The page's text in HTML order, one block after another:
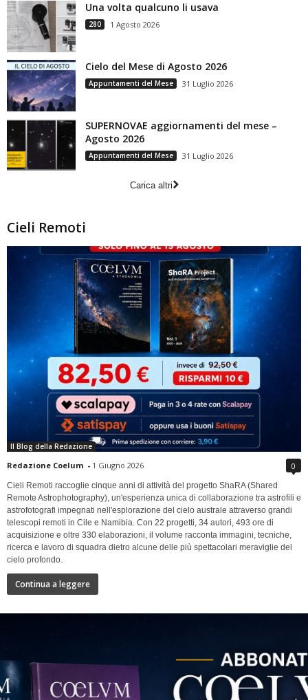
Una volta qualcuno li usava
280 1 Agosto 2026
Cielo del Mese di Agosto 2026
Appuntamenti del Mese 31 Luglio 2026
SUPERNOVAE aggiornamenti del mese –
Agosto 2026
Appuntamenti del Mese 31 Luglio 2026
Carica altri
Cieli Remoti
Il Blog della Redazione
Redazione Coelum - 1 Giugno 2026 0
Cieli Remoti raccoglie cinque anni di attività del progetto ShaRA (Shared
Remote Astrophotography), un'esperienza unica di collaborazione tra astrofili e
astrofotografi impegnati nell'esplorazione del cielo australe attraverso grandi
telescopi remoti in Cile e Namibia. Con 22 progetti, 34 autori, 493 ore di
acquisizione e oltre 330 elaborazioni, il volume racconta immagini, tecniche,
ricerca e lavoro di squadra dietro alcune delle più spettacolari meraviglie del
cielo profondo.
Continua a leggere